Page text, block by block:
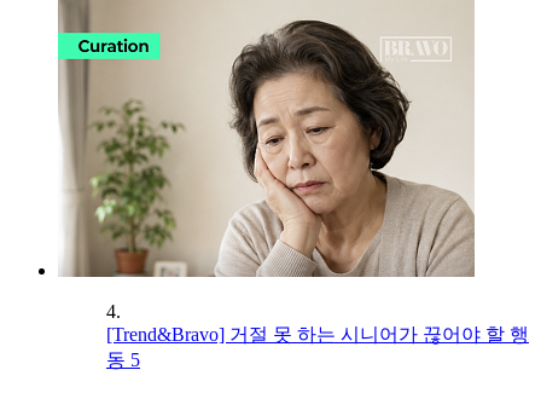
4.
[Trend&Bravo] 거절 못 하는 시니어가 끊어야 할 행
동 5